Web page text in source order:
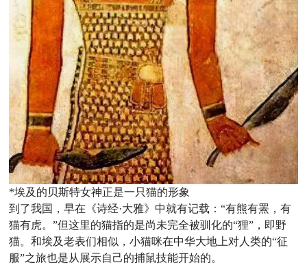
*埃及的贝斯特女神正是一只猫的形象
到了我国，早在《诗经·大雅》中就有记载：“有熊有罴，有
猫有虎。”但这里的猫指的是尚未完全被驯化的“狸”，即野
猫。和埃及老表们相似，小猫咪在中华大地上对人类的“征
服”之旅也是从展示自己的捕鼠技能开始的。